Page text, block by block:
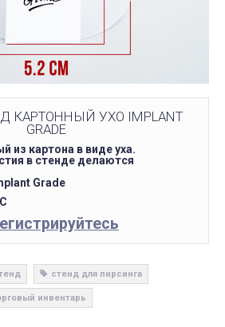
КАРТОННЫЙ УХО IMPLANT
GRADE
из картона в виде уха.
в стенде делаются
Grade
стенд для пирсинга
инвентарь